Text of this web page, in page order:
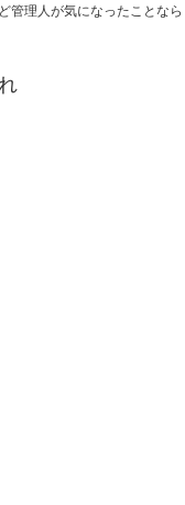
管理人が気になったことなら